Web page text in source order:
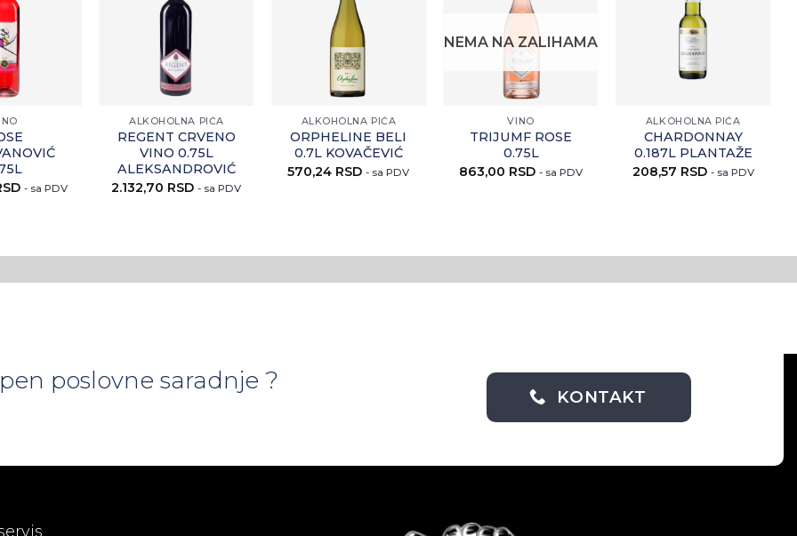
- sa PDV
ALKOHOLNA PIĆA
REGENT CRVENO
VINO 0.75L
ALEKSANDROVIĆ
2.132,70 RSD - sa PDV
ALKOHOLNA PIĆA
ORPHELINE BELI
0.7L KOVAČEVIĆ
570,24 RSD - sa PDV
NEMA NA ZALIHAMA
VINO
TRIJUMF ROSE
0.75L
863,00 RSD - sa PDV
ALKOHOLNA PIĆA
CHARDONNAY
0.187L PLANTAŽE
208,57 RSD - sa PDV
poslovne saradnje ?
KONTAKT